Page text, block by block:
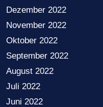
Dezember 2022
November 2022
Oktober 2022
September 2022
August 2022
Juli 2022
Juni 2022